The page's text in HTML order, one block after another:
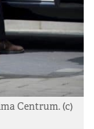
Centrum. (c)